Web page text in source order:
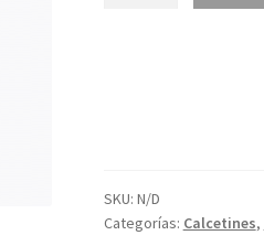
SKU: N/D
Categorías: Calcetines,